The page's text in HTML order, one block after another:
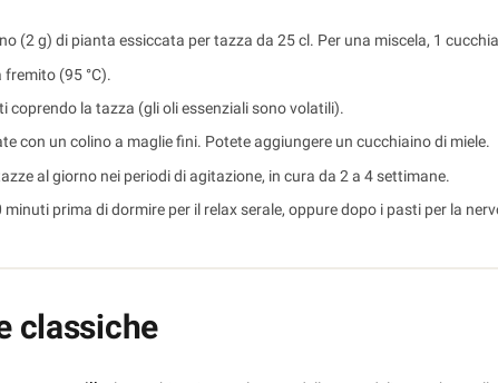
(2 g) di pianta essiccata per tazza da 25 cl. Per una miscela, 1
fremito (95 °C).
coprendo la tazza (gli oli essenziali sono volatili).
con un colino a maglie fini. Potete aggiungere un cucchiaino di miele.
al giorno nei periodi di agitazione, in cura da 2 a 4 settimane.
minuti prima di dormire per il relax serale, oppure dopo i pasti per la
classiche